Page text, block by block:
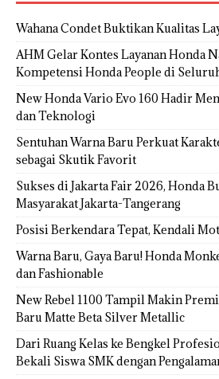
Wahana Condet Buktikan Kualitas
AHM Gelar Kontes Layanan Honda
Kompetensi Honda People di
New Honda Vario Evo 160 Hadir
dan Teknologi
Sentuhan Warna Baru Perkuat
sebagai Skutik Favorit
Sukses di Jakarta Fair 2026, Honda
Masyarakat Jakarta-Tangerang
Posisi Berkendara Tepat, Kendali
Warna Baru, Gaya Baru! Honda
dan Fashionable
New Rebel 1100 Tampil Makin
Baru Matte Beta Silver Metallic
Dari Ruang Kelas ke Bengkel
Bekali Siswa SMK dengan